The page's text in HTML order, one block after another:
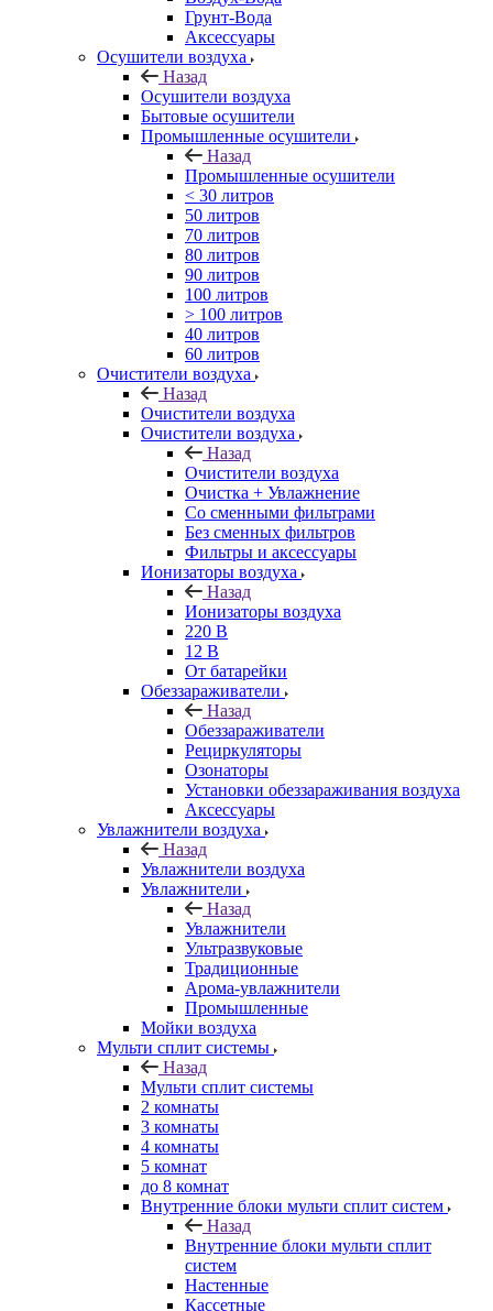
Грунт-Вода
Аксессуары
Осушители воздуха
Назад
Осушители воздуха
Бытовые осушители
Промышленные осушители
Назад
Промышленные осушители
< 30 литров
50 литров
70 литров
80 литров
90 литров
100 литров
> 100 литров
40 литров
60 литров
Очистители воздуха
Назад
Очистители воздуха
Очистители воздуха
Назад
Очистители воздуха
Очистка + Увлажнение
Cо сменными фильтрами
Без сменных фильтров
Фильтры и аксессуары
Ионизаторы воздуха
Назад
Ионизаторы воздуха
220 В
12 В
От батарейки
Обеззараживатели
Назад
Обеззараживатели
Рециркуляторы
Озонаторы
Установки обеззараживания воздуха
Аксессуары
Увлажнители воздуха
Назад
Увлажнители воздуха
Увлажнители
Назад
Увлажнители
Ультразвуковые
Традиционные
Арома-увлажнители
Промышленные
Мойки воздуха
Мульти сплит системы
Назад
Мульти сплит системы
2 комнаты
3 комнаты
4 комнаты
5 комнат
до 8 комнат
Внутренние блоки мульти сплит систем
Назад
Внутренние блоки мульти сплит
систем
Настенные
Кассетные